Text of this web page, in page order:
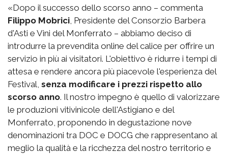
«Dopo il successo dello scorso anno – commenta
Filippo Mobrici, Presidente del Consorzio Barbera
d'Asti e Vini del Monferrato – abbiamo deciso di
introdurre la prevendita online del calice per offrire un
servizio in più ai visitatori. L'obiettivo è ridurre i tempi di
attesa e rendere ancora più piacevole l'esperienza del
Festival, senza modificare i prezzi rispetto allo
scorso anno. Il nostro impegno è quello di valorizzare
le produzioni vitivinicole dell'Astigiano e del
Monferrato, proponendo in degustazione nove
denominazioni tra DOC e DOCG che rappresentano al
meglio la qualità e la ricchezza del nostro territorio e